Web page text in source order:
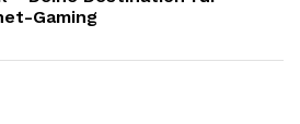
Gaming